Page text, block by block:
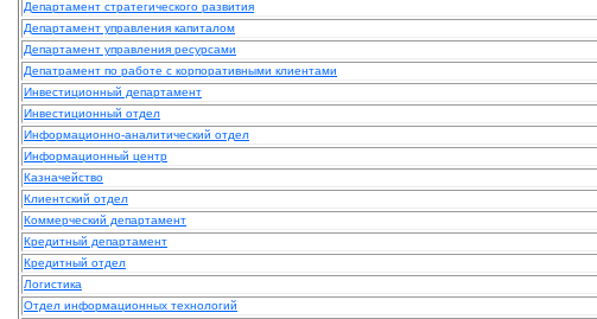
Департамент стратегического развития
Департамент управления капиталом
Департамент управления ресурсами
Депатрамент по работе с корпоративными клиентами
Инвестиционный департамент
Инвестиционный отдел
Информационно-аналитический отдел
Информационный центр
Казначейство
Клиентский отдел
Коммерческий департамент
Кредитный департамент
Кредитный отдел
Логистика
Отдел информационных технологий